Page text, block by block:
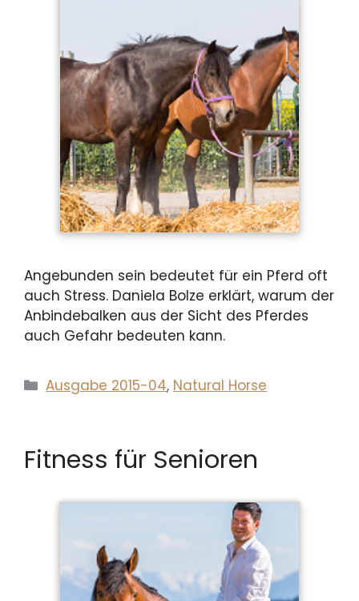
Angebunden sein bedeutet für ein Pferd oft
auch Stress. Daniela Bolze erklärt, warum der
Anbindebalken aus der Sicht des Pferdes
auch Gefahr bedeuten kann.
Kategorien
Ausgabe 2015-04, Natural Horse
Fitness für Senioren